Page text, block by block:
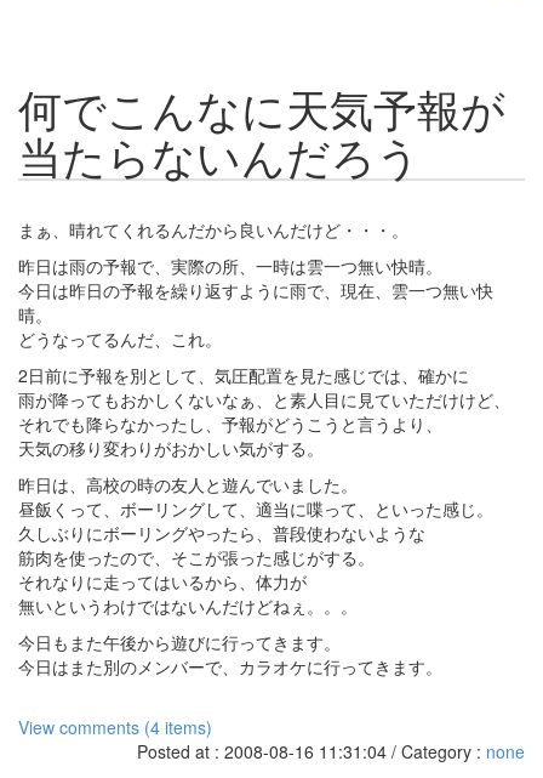
何でこんなに天気予報が
当たらないんだろう
まぁ、晴れてくれるんだから良いんだけど・・・。
昨日は雨の予報で、実際の所、一時は雲一つ無い快晴。
今日は昨日の予報を繰り返すように雨で、現在、雲一つ無い快
晴。
どうなってるんだ、これ。
2日前に予報を別として、気圧配置を見た感じでは、確かに
雨が降ってもおかしくないなぁ、と素人目に見ていただけけど、
それでも降らなかったし、予報がどうこうと言うより、
天気の移り変わりがおかしい気がする。
昨日は、高校の時の友人と遊んでいました。
昼飯くって、ボーリングして、適当に喋って、といった感じ。
久しぶりにボーリングやったら、普段使わないような
筋肉を使ったので、そこが張った感じがする。
それなりに走ってはいるから、体力が
無いというわけではないんだけどねぇ。。。
今日もまた午後から遊びに行ってきます。
今日はまた別のメンバーで、カラオケに行ってきます。
View comments (4 items)
Posted at : 2008-08-16 11:31:04 / Category : none